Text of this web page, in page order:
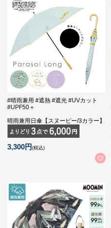
#晴雨兼用 #遮熱 #遮光 #UVカット
#UPF50＋
晴雨兼用日傘【スヌーピー/3カラー】
3,300円(税込)